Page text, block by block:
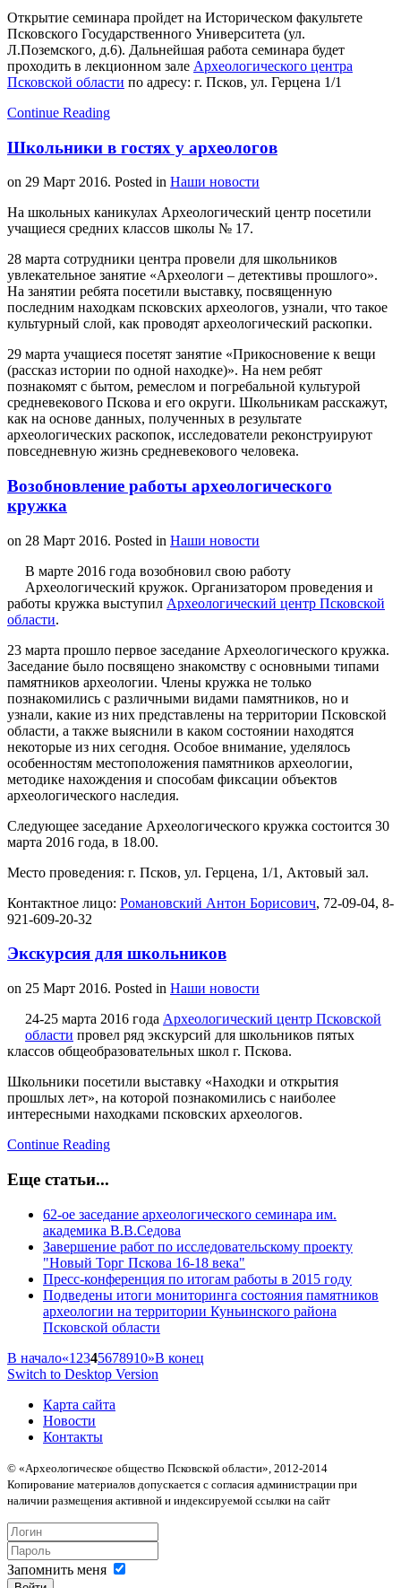
Открытие семинара пройдет на Историческом факультете
Псковского Государственного Университета (ул.
Л.Поземского, д.6). Дальнейшая работа семинара будет
проходить в лекционном зале Археологического центра
Псковской области по адресу: г. Псков, ул. Герцена 1/1
Continue Reading
Школьники в гостях у археологов
on 29 Март 2016. Posted in Наши новости
На школьных каникулах Археологический центр посетили
учащиеся средних классов школы № 17.
28 марта сотрудники центра провели для школьников
увлекательное занятие «Археологи – детективы прошлого».
На занятии ребята посетили выставку, посвященную
последним находкам псковских археологов, узнали, что такое
культурный слой, как проводят археологический раскопки.
29 марта учащиеся посетят занятие «Прикосновение к вещи
(рассказ истории по одной находке)». На нем ребят
познакомят с бытом, ремеслом и погребальной культурой
средневекового Пскова и его округи. Школьникам расскажут,
как на основе данных, полученных в результате
археологических раскопок, исследователи реконструируют
повседневную жизнь средневекового человека.
Возобновление работы археологического
кружка
on 28 Март 2016. Posted in Наши новости
В марте 2016 года возобновил свою работу
Археологический кружок. Организатором проведения и
работы кружка выступил Археологический центр Псковской
области.
23 марта прошло первое заседание Археологического кружка.
Заседание было посвящено знакомству с основными типами
памятников археологии. Члены кружка не только
познакомились с различными видами памятников, но и
узнали, какие из них представлены на территории Псковской
области, а также выяснили в каком состоянии находятся
некоторые из них сегодня. Особое внимание, уделялось
особенностям местоположения памятников археологии,
методике нахождения и способам фиксации объектов
археологического наследия.
Следующее заседание Археологического кружка состоится 30
марта 2016 года, в 18.00.
Место проведения: г. Псков, ул. Герцена, 1/1, Актовый зал.
Контактное лицо: Романовский Антон Борисович, 72-09-04, 8-
921-609-20-32
Экскурсия для школьников
on 25 Март 2016. Posted in Наши новости
24-25 марта 2016 года Археологический центр Псковской
области провел ряд экскурсий для школьников пятых
классов общеобразовательных школ г. Пскова.
Школьники посетили выставку «Находки и открытия
прошлых лет», на которой познакомились с наиболее
интересными находками псковских археологов.
Continue Reading
Еще статьи...
62-ое заcедание археологического семинара им.
академика В.В.Седова
Завершение работ по исследовательскому проекту
"Новый Торг Пскова 16-18 века"
Пресс-конференция по итогам работы в 2015 году
Подведены итоги мониторинга состояния памятников
археологии на территории Куньинского района
Псковской области
В начало«1 2345678910»В конец
Switch to Desktop Version
Карта сайта
Новости
Контакты
© «Археологическое общество Псковской области», 2012-2014
Копирование материалов допускается с согласия администрации при
наличии размещения активной и индексируемой ссылки на сайт
Запомнить меня